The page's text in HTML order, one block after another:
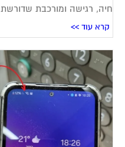
חיה, רגישה ומורכבת שדורשת
קרא עוד >>